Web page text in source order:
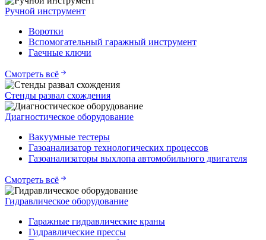
Ручной инструмент
Воротки
Вспомогательный гаражный инструмент
Гаечные ключи
Смотреть всё
Стенды развал схождения
Диагностическое оборудование
Вакуумные тестеры
Газоанализатор технологических процессов
Газоанализаторы выхлопа автомобильного двигателя
Смотреть всё
Гидравлическое оборудование
Гаражные гидравлические краны
Гидравлические прессы